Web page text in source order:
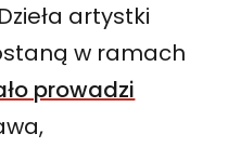
artystki
w ramach
prowadzi